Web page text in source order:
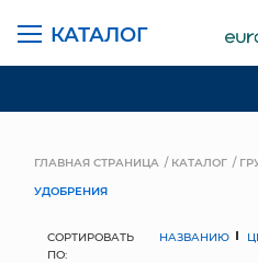
КАТАЛОГ
СВАДЕБНАЯ
ГЛАВНАЯ СТРАНИЦА КАТАЛОГ
УДОБРЕНИЯ
СОРТИРОВАТЬ
ПО:
НАЗВАНИЮ